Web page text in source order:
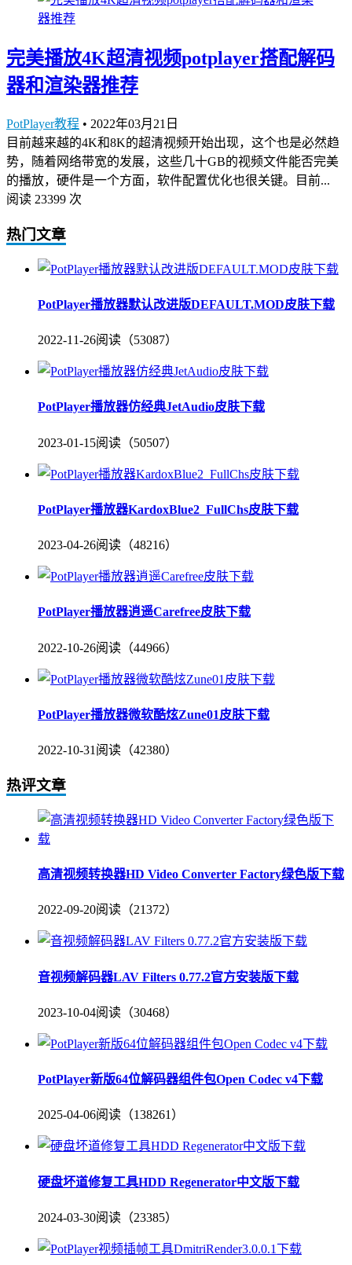
完美播放4K超清视频potplayer搭配解码
器和渲染器推荐
PotPlayer教程 • 2022年03月21日
目前越来越的4K和8K的超清视频开始出现，这个也是必然趋
势，随着网络带宽的发展，这些几十GB的视频文件能否完美
的播放，硬件是一个方面，软件配置优化也很关键。目前...
阅读 23399 次
热门文章
PotPlayer播放器默认改进版DEFAULT.MOD皮肤下载
2022-11-26阅读（53087）
PotPlayer播放器仿经典JetAudio皮肤下载
2023-01-15阅读（50507）
PotPlayer播放器KardoxBlue2_FullChs皮肤下载
2023-04-26阅读（48216）
PotPlayer播放器逍遥Carefree皮肤下载
2022-10-26阅读（44966）
PotPlayer播放器微软酷炫Zune01皮肤下载
2022-10-31 阅读（42380）
热评文章
高清视频转换器HD Video Converter Factory绿色版下载
2022-09-20阅读（21372）
音视频解码器LAV Filters 0.77.2官方安装版下载
2023-10-04阅读（30468）
PotPlayer新版64位解码器组件包Open Codec v4下载
2025-04-06阅读（138261）
硬盘坏道修复工具HDD Regenerator中文版下载
2024-03-30阅读（23385）